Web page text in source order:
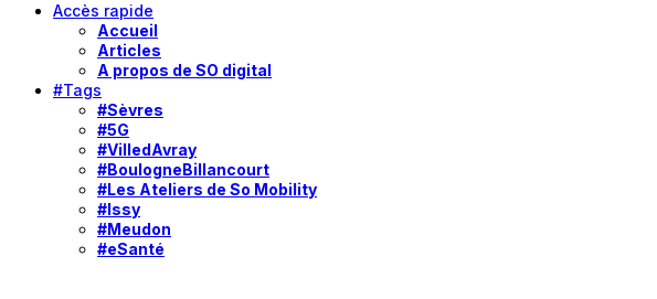
Accès rapide
Accueil
Articles
A propos de SO digital
#Tags
#Sèvres
#5G
#VilledAvray
#BoulogneBillancourt
#Les Ateliers de So Mobility
#Issy
#Meudon
#eSanté